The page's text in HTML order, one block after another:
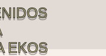
EKOS